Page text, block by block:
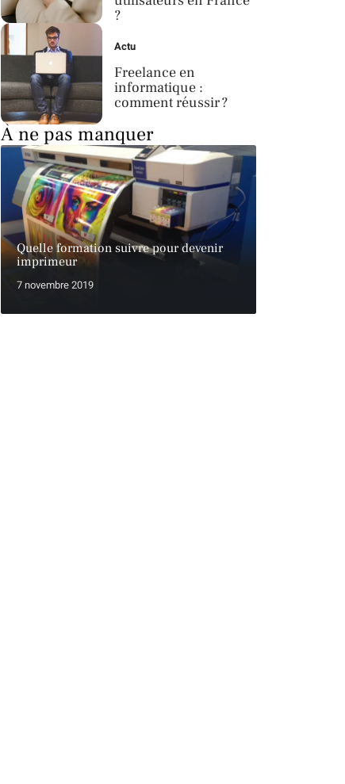
?
Actu
Freelance en
informatique :
comment réussir ?
À ne pas manquer
Quelle formation suivre pour devenir
imprimeur
7 novembre 2019